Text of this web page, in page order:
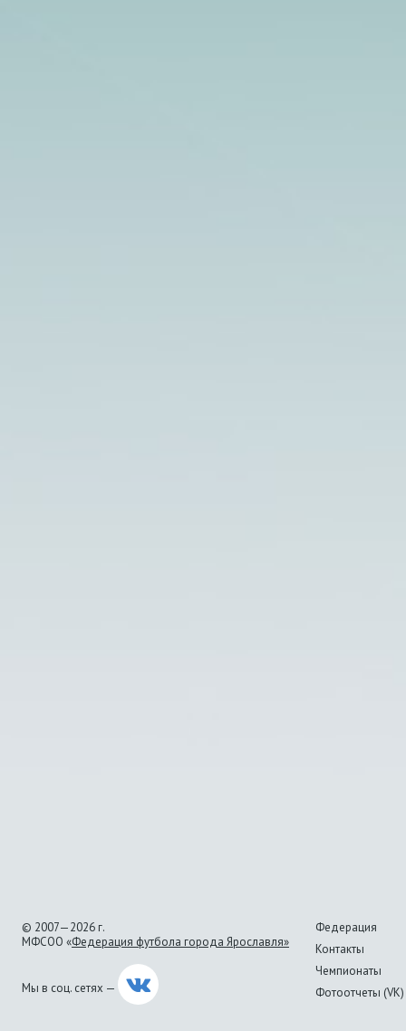
© 2007—2026 г.
МФСОО «Федерация футбола города Ярославля»
Мы в соц. сетях —
Федерация
Контакты
Чемпионаты
Фотоотчеты (VK)